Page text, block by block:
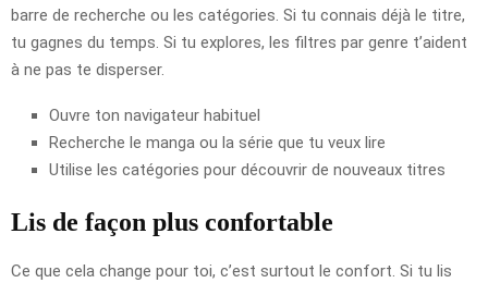
barre de recherche ou les catégories. Si tu connais déjà le titre,
tu gagnes du temps. Si tu explores, les filtres par genre t’aident
à ne pas te disperser.
Ouvre ton navigateur habituel
Recherche le manga ou la série que tu veux lire
Utilise les catégories pour découvrir de nouveaux titres
Lis de façon plus confortable
Ce que cela change pour toi, c’est surtout le confort. Si tu lis